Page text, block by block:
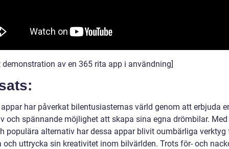
demonstration av en 365 rita app i användning]
har påverkat bilentusiasternas värld genom att erbjuda
och spännande möjlighet att skapa sina egna drömbilar.
populära alternativ har dessa appar blivit oumbärliga verktyg
och uttrycka sin kreativitet inom bilvärlden. Trots för- och